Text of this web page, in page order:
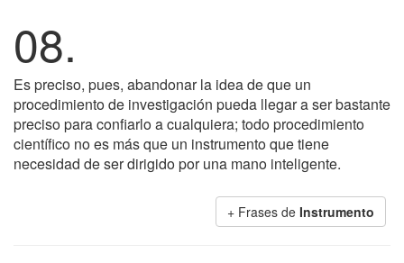
08.
Es preciso, pues, abandonar la idea de que un
procedimiento de investigación pueda llegar a ser bastante
preciso para confiarlo a cualquiera; todo procedimiento
científico no es más que un instrumento que tiene
necesidad de ser dirigido por una mano inteligente.
+ Frases de Instrumento